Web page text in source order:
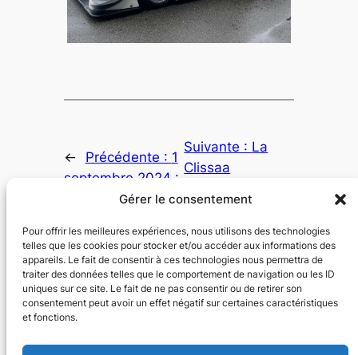
Gérer le consentement
Pour offrir les meilleures expériences, nous utilisons des technologies
telles que les cookies pour stocker et/ou accéder aux informations des
appareils. Le fait de consentir à ces technologies nous permettra de
traiter des données telles que le comportement de navigation ou les ID
uniques sur ce site. Le fait de ne pas consentir ou de retirer son
consentement peut avoir un effet négatif sur certaines caractéristiques
et fonctions.
← Précédente : 1
septembre 2024 :
Rentrée du
Suivante : La
Clissaa
pilotes de
tandem →
Voir et Agir